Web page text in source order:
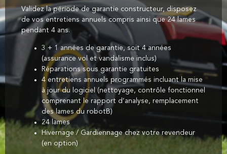
Validez la période de garantie constructeur, disposez
de vos entretiens annuels compris ainsi que 24 lames
pendant 4 ans.
3 + 1 années de garantie, soit 4 années
(assurance vol et vandalisme inclus)
Réparations sous garantie gratuites
4 entretiens annuels programmés incluant la mise
à jour du logiciel (nettoyage, contrôle fonctionnel
comprenant le rapport d’analyse, remplacement
des lames du robotB)
24 lames
Hivernage / Gardiennage chez votre revendeur
(en option)